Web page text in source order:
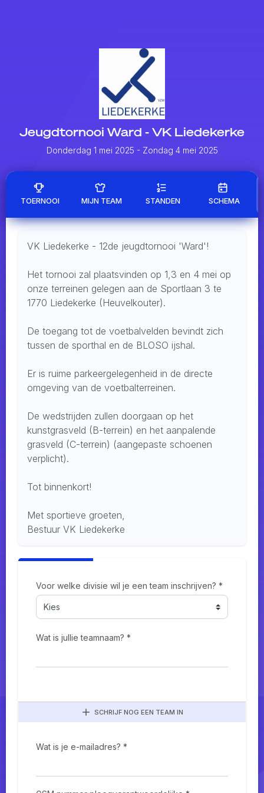
Jeugdtornooi Ward - VK Liedekerke
Donderdag 1 mei 2025 - Zondag 4 mei 2025
TOERNOOI MIJN TEAM STANDEN SCHEMA
VK Liedekerke - 12de jeugdtornooi 'Ward'!
Het tornooi zal plaatsvinden op 1,3 en 4 mei op
onze terreinen gelegen aan de Sportlaan 3 te
1770 Liedekerke (Heuvelkouter).
De toegang tot de voetbalvelden bevindt zich
tussen de sporthal en de BLOSO ijshal.
Er is ruime parkeergelegenheid in de directe
omgeving van de voetbalterreinen.
De wedstrijden zullen doorgaan op het
kunstgrasveld (B-terrein) en het aanpalende
grasveld (C-terrein) (aangepaste schoenen
verplicht).
Tot binnenkort!
Met sportieve groeten,
Bestuur VK Liedekerke
Voor welke divisie wil je een team inschrijven? *
Wat is jullie teamnaam? *
SCHRIJF NOG EEN TEAM IN
Wat is je e-mailadres? *